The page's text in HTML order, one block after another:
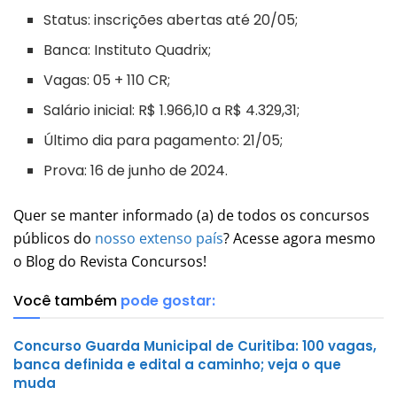
Status: inscrições abertas até 20/05;
Banca: Instituto Quadrix;
Vagas: 05 + 110 CR;
Salário inicial: R$ 1.966,10 a R$ 4.329,31;
Último dia para pagamento: 21/05;
Prova: 16 de junho de 2024.
Quer se manter informado (a) de todos os concursos
públicos do nosso extenso país? Acesse agora mesmo
o Blog do Revista Concursos!
Você também pode gostar:
Concurso Guarda Municipal de Curitiba: 100 vagas,
banca definida e edital a caminho; veja o que
muda